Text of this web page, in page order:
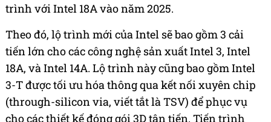
trình với Intel 18A vào năm 2025.
Theo đó, lộ trình mới của Intel sẽ bao gồm 3 cải
tiến lớn cho các công nghệ sản xuất Intel 3, Intel
18A, và Intel 14A. Lộ trình này cũng bao gồm Intel
3-T được tối ưu hóa thông qua kết nối xuyên chip
(through-silicon via, viết tắt là TSV) để phục vụ
cho các thiết kế đóng gói 3D tân tiến. Tiến trình